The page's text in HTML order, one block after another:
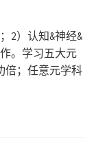
2）认知&神经&
。学习五大元
倍；任意元学科